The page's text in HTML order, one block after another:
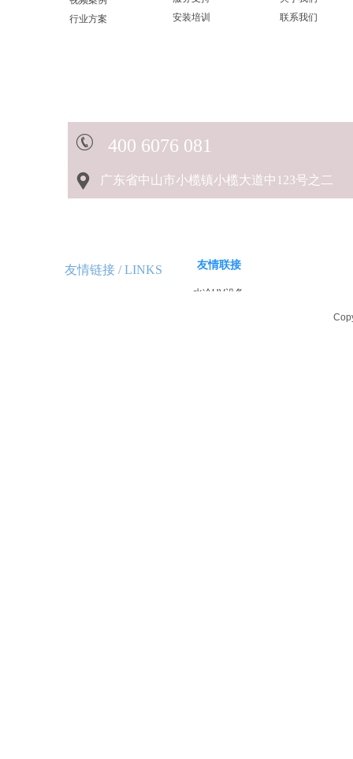
广东省中山市小榄镇小榄大道中123号之二
400 6076 081
行业方案
安装培训
联系我们
友情联接
水冷UV设备
友情链接 /LINKS